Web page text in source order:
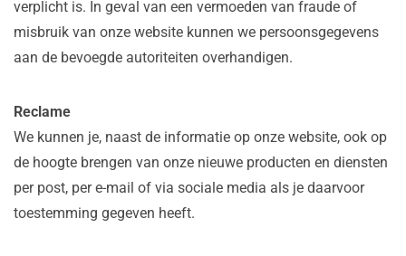
verplicht is. In geval van een vermoeden van fraude of
misbruik van onze website kunnen we persoonsgegevens
aan de bevoegde autoriteiten overhandigen.
Reclame
We kunnen je, naast de informatie op onze website, ook op
de hoogte brengen van onze nieuwe producten en diensten
per post, per e-mail of via sociale media als je daarvoor
toestemming gegeven heeft.